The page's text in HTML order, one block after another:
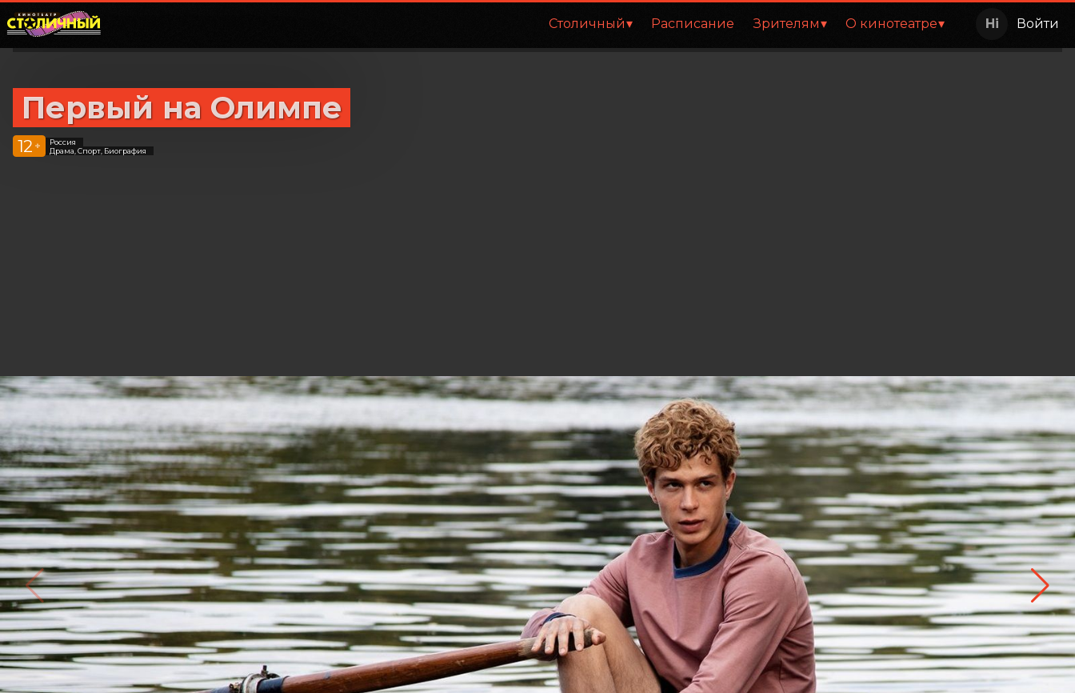
Столичный Расписание Зрителям О кинотеатре Войти
Первый на Олимпе
12 +
Россия
Драма, Спорт, Биография